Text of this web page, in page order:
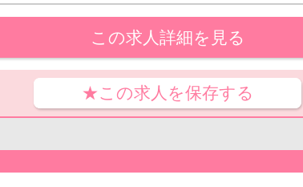
この求人詳細を見る
★この求人を保存する